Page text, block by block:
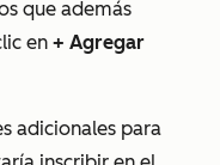
que además
en + Agregar
adicionales para